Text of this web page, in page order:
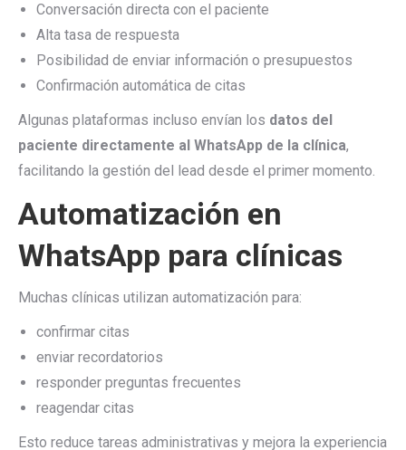
Conversación directa con el paciente
Alta tasa de respuesta
Posibilidad de enviar información o presupuestos
Confirmación automática de citas
Algunas plataformas incluso envían los datos del
paciente directamente al WhatsApp de la clínica,
facilitando la gestión del lead desde el primer momento.
Automatización en
WhatsApp para clínicas
Muchas clínicas utilizan automatización para:
confirmar citas
enviar recordatorios
responder preguntas frecuentes
reagendar citas
Esto reduce tareas administrativas y mejora la experiencia